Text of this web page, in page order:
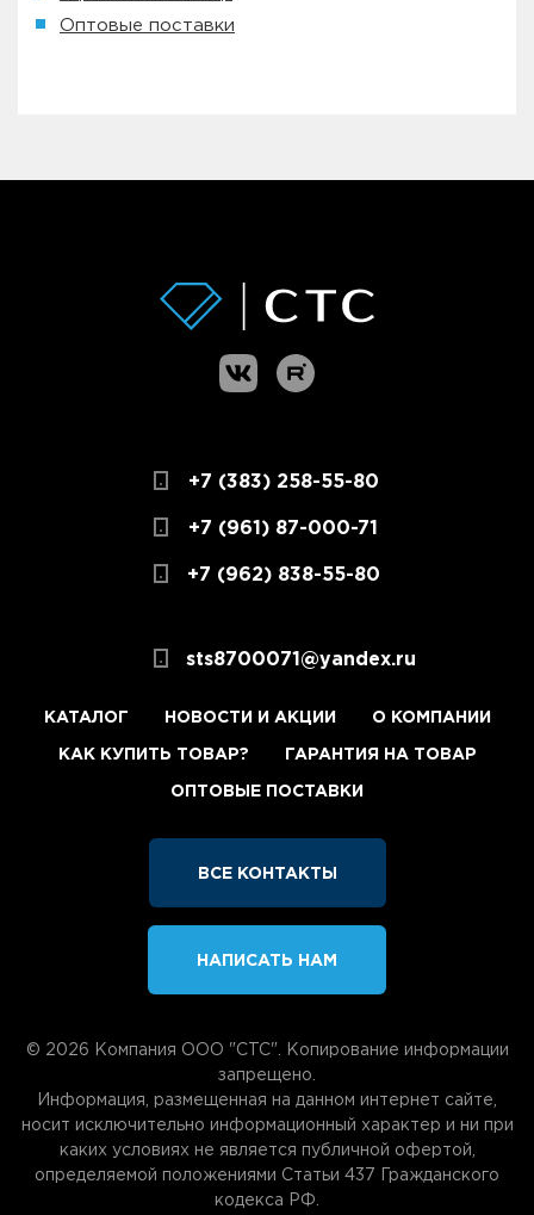
Оптовые поставки
sts8700071@yandex.ru
+7 (383) 258-55-80
+7 (961) 87-000-71
+7 (962) 838-55-80
КАТАЛОГ НОВОСТИ И АКЦИИ О КОМПАНИИ
КАК КУПИТЬ ТОВАР? ГАРАНТИЯ НА ТОВАР
ОПТОВЫЕ ПОСТАВКИ
ВСЕ КОНТАКТЫ
НАПИСАТЬ НАМ
© 2026 Компания ООО "СТС". Копирование информации
запрещено.
Информация, размещенная на данном интернет сайте,
носит исключительно информационный характер и ни при
каких условиях не является публичной офертой,
определяемой положениями Статьи 437 Гражданского
кодекса РФ.